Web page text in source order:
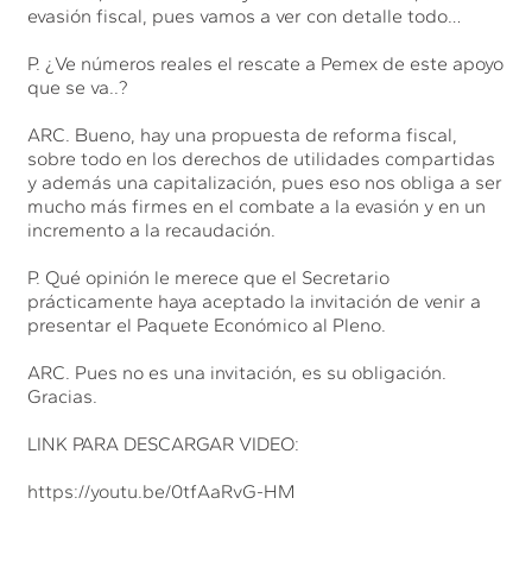
evasión fiscal, pues vamos a ver con detalle todo…
P. ¿Ve números reales el rescate a Pemex de este apoyo
que se va..?
ARC. Bueno, hay una propuesta de reforma fiscal,
sobre todo en los derechos de utilidades compartidas
y además una capitalización, pues eso nos obliga a ser
mucho más firmes en el combate a la evasión y en un
incremento a la recaudación.
P. Qué opinión le merece que el Secretario
prácticamente haya aceptado la invitación de venir a
presentar el Paquete Económico al Pleno.
ARC. Pues no es una invitación, es su obligación.
Gracias.
LINK PARA DESCARGAR VIDEO:
https://youtu.be/0tfAaRvG-HM